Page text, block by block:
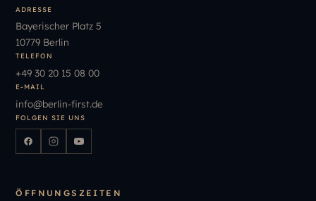
ADRESSE
Bayerischer Platz 5
10779 Berlin
TELEFON
+49 30 20 15 08 00
E-MAIL
info@berlin-first.de
FOLGEN SIE UNS
ÖFFNUNGSZEITEN